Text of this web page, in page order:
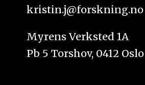
kristin.j@forskning.no
Myrens Verksted 1A
Pb 5 Torshov, 0412 Oslo